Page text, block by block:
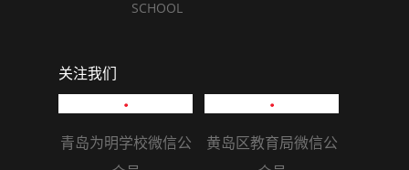
SCHOOL
关注我们